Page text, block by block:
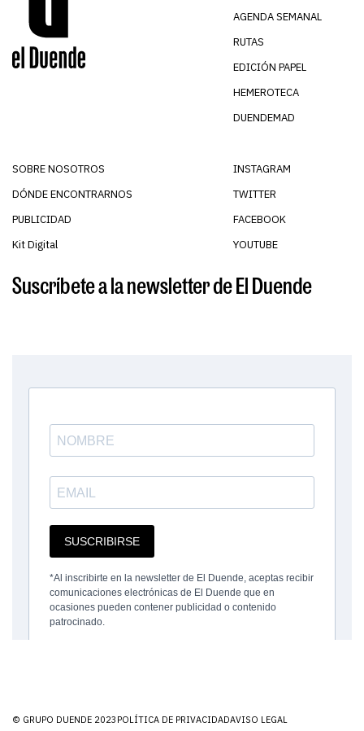
AGENDA SEMANAL
RUTAS
EDICIÓN PAPEL
HEMEROTECA
DUENDEMAD
SOBRE NOSOTROS
DÓNDE ENCONTRARNOS
PUBLICIDAD
Kit Digital
INSTAGRAM
TWITTER
FACEBOOK
YOUTUBE
Suscríbete a la newsletter de El Duende
© GRUPO DUENDE 2023 POLÍTICA DE PRIVACIDADAVISO LEGAL